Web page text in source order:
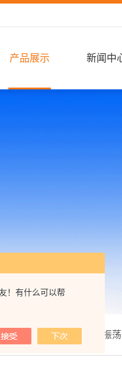
！有什么可以帮
产品展示 新闻中
：首页 产品展示 振